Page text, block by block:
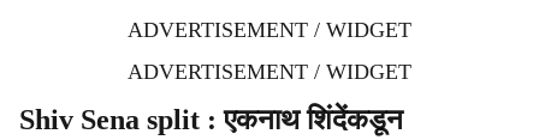
ADVERTISEMENT / WIDGET
ADVERTISEMENT / WIDGET
Shiv Sena split : एकनाथ शिंदेंकडून